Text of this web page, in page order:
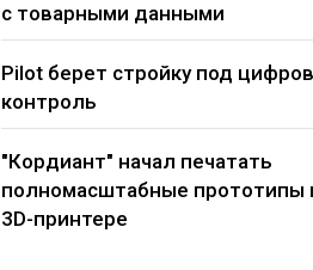
с товарными данными
Pilot берет стройку под
контроль
"Кордиант" начал печатать
полномасштабные прототипы
3D-принтере